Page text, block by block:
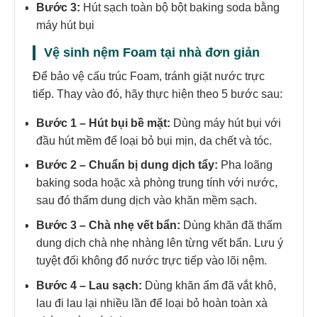
Bước 3: Hút sạch toàn bộ bột baking soda bằng
máy hút bụi
Vệ sinh nệm Foam tại nhà đơn giản
Để bảo vệ cấu trúc Foam, tránh giặt nước trực
tiếp. Thay vào đó, hãy thực hiện theo 5 bước sau:
Bước 1 – Hút bụi bề mặt: Dùng máy hút bụi với
đầu hút mềm để loại bỏ bụi mịn, da chết và tóc.
Bước 2 – Chuẩn bị dung dịch tẩy: Pha loãng
baking soda hoặc xà phòng trung tính với nước,
sau đó thấm dung dịch vào khăn mềm sạch.
Bước 3 – Chà nhẹ vết bẩn: Dùng khăn đã thấm
dung dịch chà nhẹ nhàng lên từng vết bẩn. Lưu ý
tuyệt đối không đổ nước trực tiếp vào lõi nệm.
Bước 4 – Lau sạch: Dùng khăn ẩm đã vắt khô,
lau đi lau lại nhiều lần để loại bỏ hoàn toàn xà